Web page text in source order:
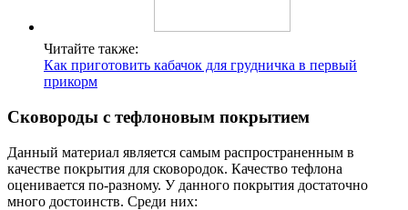
Читайте также:
Как приготовить кабачок для грудничка в первый
прикорм
Сковороды с тефлоновым покрытием
Данный материал является самым распространенным в
качестве покрытия для сковородок. Качество тефлона
оценивается по-разному. У данного покрытия достаточно
много достоинств. Среди них: